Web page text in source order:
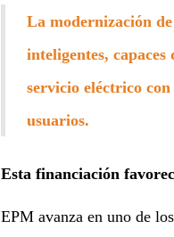
La modernización
inteligentes,
servicio eléctrico
usuarios.
Esta financiación
EPM avanza en uno de